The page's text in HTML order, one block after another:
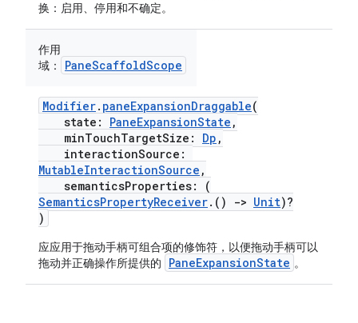
换：启用、停用和不确定。
作用
域：
PaneScaffoldScope
Modifier. paneExpansionDraggable(
state: PaneExpansionState ,
minTouchTargetSize: Dp ,
interactionSource:
MutableInteractionSource ,
semanticsProperties: (
SemanticsPropertyReceiver.() -> Unit)?
)
应应用于拖动手柄可组合项的修饰符，以便拖动手柄可以
拖动并正确操作所提供的
PaneExpansionState 。